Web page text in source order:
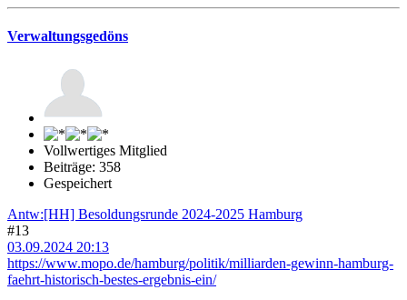
Verwaltungsgedöns
Vollwertiges Mitglied
Beiträge: 358
Gespeichert
Antw:[HH] Besoldungsrunde 2024-2025 Hamburg
#13
03.09.2024 20:13
https://www.mopo.de/hamburg/politik/milliarden-gewinn-hamburg-
faehrt-historisch-bestes-ergebnis-ein/